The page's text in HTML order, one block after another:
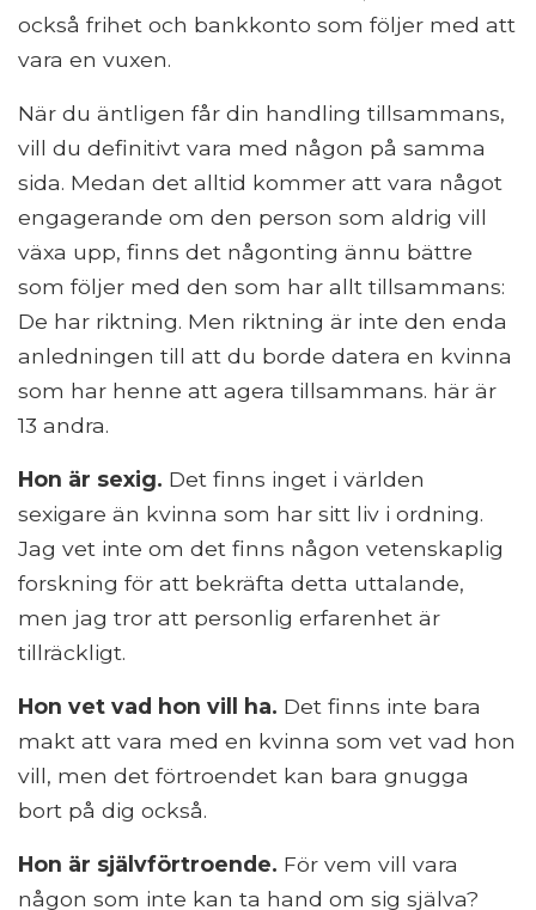
också frihet och bankkonto som följer med att
vara en vuxen.
När du äntligen får din handling tillsammans,
vill du definitivt vara med någon på samma
sida. Medan det alltid kommer att vara något
engagerande om den person som aldrig vill
växa upp, finns det någonting ännu bättre
som följer med den som har allt tillsammans:
De har riktning. Men riktning är inte den enda
anledningen till att du borde datera en kvinna
som har henne att agera tillsammans. här är
13 andra.
Hon är sexig. Det finns inget i världen
sexigare än kvinna som har sitt liv i ordning.
Jag vet inte om det finns någon vetenskaplig
forskning för att bekräfta detta uttalande,
men jag tror att personlig erfarenhet är
tillräckligt.
Hon vet vad hon vill ha. Det finns inte bara
makt att vara med en kvinna som vet vad hon
vill, men det förtroendet kan bara gnugga
bort på dig också.
Hon är självförtroende. För vem vill vara
någon som inte kan ta hand om sig själva?